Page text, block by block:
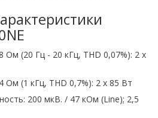
(20 Гц - 20 кГц, THD 0,07%): 2 x
(1 кГц, THD 0,7%): 2 х 85 Вт
200 мкВ. / 47 кОм (Line); 2,5